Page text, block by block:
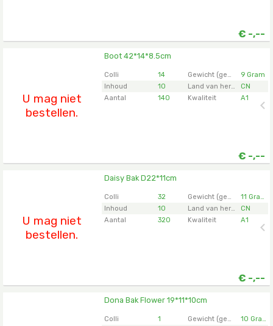
€ -,--
U mag niet
bestellen.
Boot 42*14*8.5cm
Colli 14 Gewicht (gemiddeld)
9 Gram
Inhoud
10 Land van herkomst
CN
Aantal
140 Kwaliteit A1
€ -,--
U moet ingelogd zijn om te kunnen kopen.Klik hier
U mag niet
bestellen.
Daisy Bak D22*11cm
Colli 32 Gewicht (gemiddeld)
11 Gram
Inhoud
10 Land van herkomst
CN
Aantal
320 Kwaliteit A1
€ -,--
Daisy Bak D22*11cm
U moet ingelogd zijn om te kunnen kopen.Klik hier
Dona Bak Flower 19*11*10cm
Colli 1 Gewicht (gemiddeld)
10 Gram
Dona Bak Flower 19*11*10cm
U moet ingelogd zijn om te kunnen kopen.Klik hier